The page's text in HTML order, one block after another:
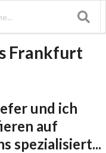
Frankfurt
und ich
auf
spezialisiert...